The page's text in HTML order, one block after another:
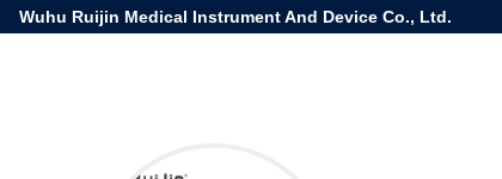
Wuhu Ruijin Medical Instrument And Device Co., Ltd.